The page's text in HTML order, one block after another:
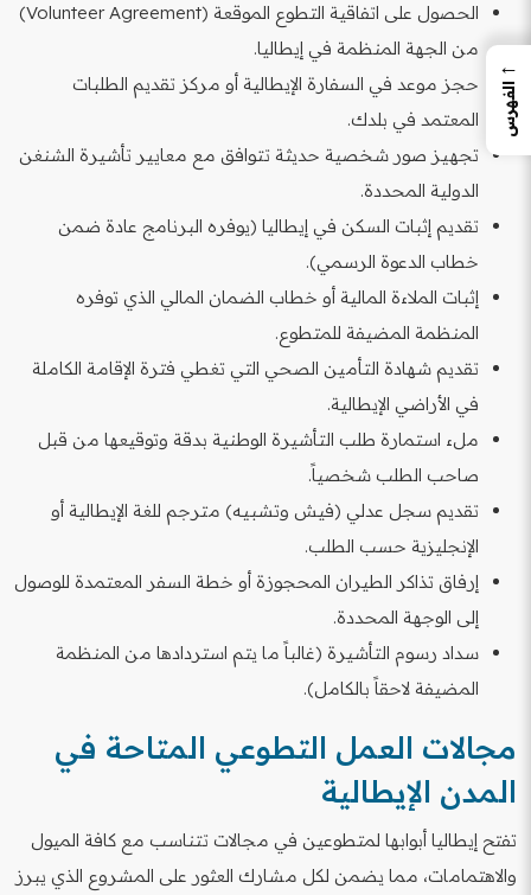
الحصول على اتفاقية التطوع الموقعة (Volunteer Agreement)
من الجهة المنظمة في إيطاليا.
حجز موعد في السفارة الإيطالية أو مركز تقديم الطلبات
المعتمد في بلدك.
تجهيز صور شخصية حديثة تتوافق مع معايير تأشيرة الشنغن
الدولية المحددة.
تقديم إثبات السكن في إيطاليا (يوفره البرنامج عادة ضمن
خطاب الدعوة الرسمي).
إثبات الملاءة المالية أو خطاب الضمان المالي الذي توفره
المنظمة المضيفة للمتطوع.
تقديم شهادة التأمين الصحي التي تغطي فترة الإقامة الكاملة
في الأراضي الإيطالية.
ملء استمارة طلب التأشيرة الوطنية بدقة وتوقيعها من قبل
صاحب الطلب شخصياً.
تقديم سجل عدلي (فيش وتشبيه) مترجم للغة الإيطالية أو
الإنجليزية حسب الطلب.
إرفاق تذاكر الطيران المحجوزة أو خطة السفر المعتمدة للوصول
إلى الوجهة المحددة.
سداد رسوم التأشيرة (غالباً ما يتم استردادها من المنظمة
المضيفة لاحقاً بالكامل).
مجالات العمل التطوعي المتاحة في
المدن الإيطالية
تفتح إيطاليا أبوابها لمتطوعين في مجالات تتناسب مع كافة الميول
والاهتمامات، مما يضمن لكل مشارك العثور على المشروع الذي يبرز
←
الفهرس